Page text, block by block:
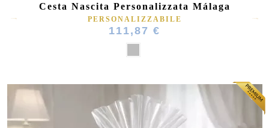
Cesta Nascita Personalizzata Málaga
PERSONALIZZABILE
111,87 €